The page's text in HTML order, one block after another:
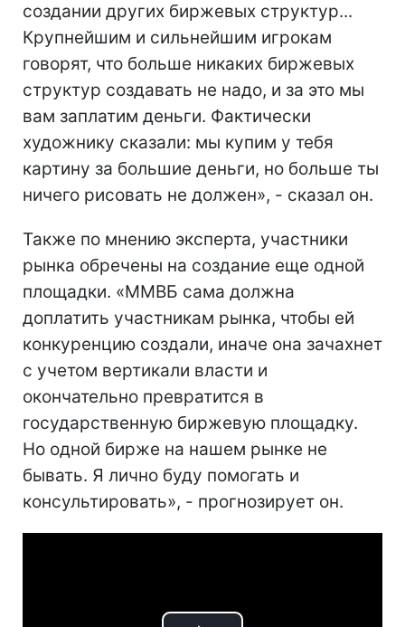
создании других биржевых структур...
Крупнейшим и сильнейшим игрокам
говорят, что больше никаких биржевых
структур создавать не надо, и за это мы
вам заплатим деньги. Фактически
художнику сказали: мы купим у тебя
картину за большие деньги, но больше ты
ничего рисовать не должен», - сказал он.
Также по мнению эксперта, участники
рынка обречены на создание еще одной
площадки. «ММВБ сама должна
доплатить участникам рынка, чтобы ей
конкуренцию создали, иначе она зачахнет
с учетом вертикали власти и
окончательно превратится в
государственную биржевую площадку.
Но одной бирже на нашем рынке не
бывать. Я лично буду помогать и
консультировать», - прогнозирует он.